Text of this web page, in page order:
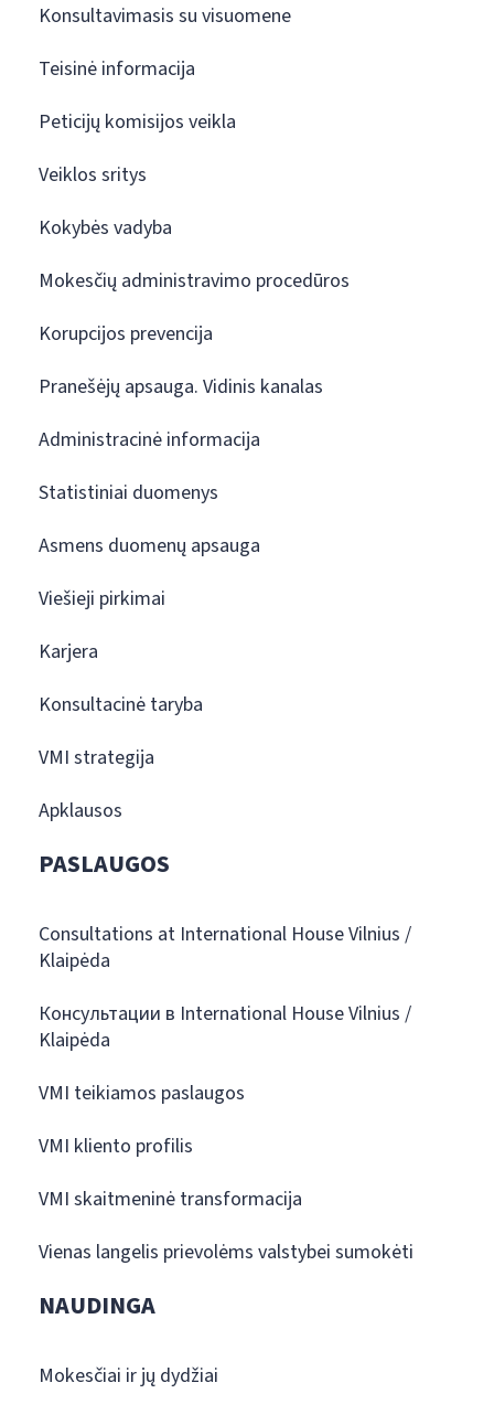
Konsultavimasis su visuomene
Teisinė informacija
Peticijų komisijos veikla
Veiklos sritys
Kokybės vadyba
Mokesčių administravimo procedūros
Korupcijos prevencija
Pranešėjų apsauga. Vidinis kanalas
Administracinė informacija
Statistiniai duomenys
Asmens duomenų apsauga
Viešieji pirkimai
Karjera
Konsultacinė taryba
VMI strategija
Apklausos
PASLAUGOS
Consultations at International House Vilnius /
Klaipėda
Консультации в International House Vilnius /
Klaipėda
VMI teikiamos paslaugos
VMI kliento profilis
VMI skaitmeninė transformacija
Vienas langelis prievolėms valstybei sumokėti
NAUDINGA
Mokesčiai ir jų dydžiai